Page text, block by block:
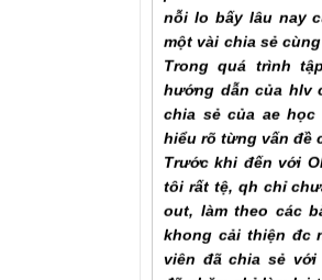
một vài chia sẻ
Trong quá trình
hướng dẫn của hlv
chia sẻ của ae
hiểu rõ từng vấn đề
Trước khi đến với
tôi rất tệ, qh chỉ
out, làm theo các
khong cải thiện đc
viên đã chia sẻ
đã chăm chỉ làm lại